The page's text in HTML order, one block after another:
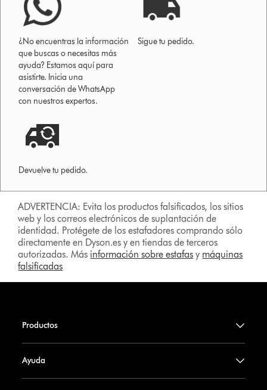
¿No encuentras la información
que buscas o necesitas más
ayuda? Estamos aquí para
asistirte. Inicia una
conversación de WhatsApp
con nuestros expertos.
Sigue tu pedido.
Devuelve tu pedido.
ADVERTENCIA: Evita los productos falsificados, los sitios
web y los correos electrónicos de suplantación de
identidad. Protégete de los estafadores comprando sólo
directamente en Dyson.es y en tiendas de terceros
autorizadas. Más información sobre estafas y máquinas
falsificadas
Productos
Ayuda